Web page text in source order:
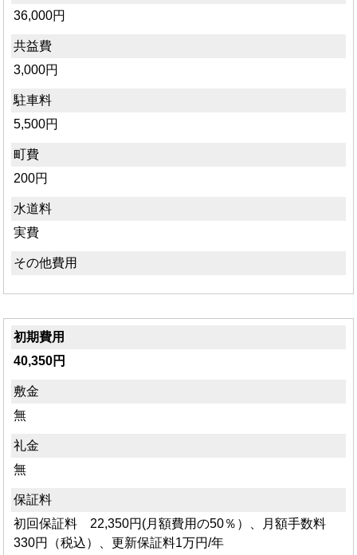
36,000円
共益費
3,000円
駐車料
5,500円
町費
200円
水道料
実費
その他費用
初期費用
40,350円
敷金
無
礼金
無
保証料
初回保証料 22,350円(月額費用の50％）、月額手数料
330円（税込）、更新保証料1万円/年